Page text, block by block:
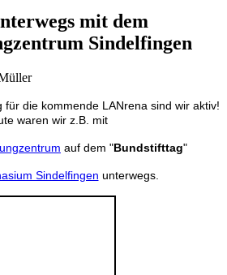
mit dem
Sindelfingen
für die kommende LANrena sind wir aktiv!
waren wir z.B. mit
auf dem "Bundstifttag"
Sindelfingen unterwegs.